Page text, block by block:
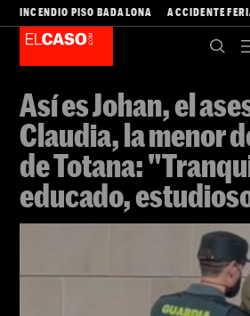
INCENDIO PISO BADALONA ACCIDENTE
Así es Johan, el
Claudia, la menor
de Totana:
educado,